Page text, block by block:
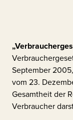
September
vom 23.
Gesamtheit der
Verbraucher